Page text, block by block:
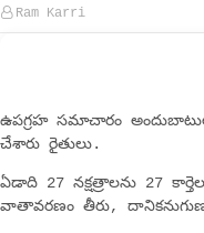
Ram Karri
ఉపగ్రహ సమాచారం
చేశారు రైతులు.
ఏడాది 27 నక్షత్రాలను 27
వాతావరణం తీరు,